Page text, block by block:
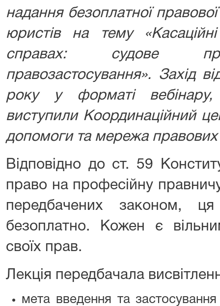
надання безоплатної
юристів на тему
справах: судове
правозастосування». Захід
року у форматі вебінару,
виступили Координаційний
допомоги та мережа правових
Відповідно до ст. 59
право на професійну
передбачених законом,
безоплатно. Кожен є
своїх прав.
Лекція передбачала
мета введення та